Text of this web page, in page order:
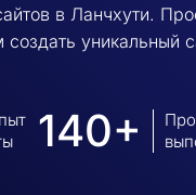
в Ланчхути.
создать уникальный
140+